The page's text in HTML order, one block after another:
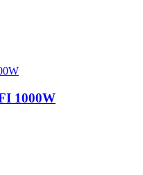
1000W